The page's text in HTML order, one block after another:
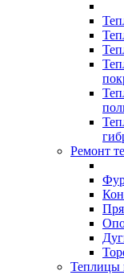
Ремонт
Теплицы